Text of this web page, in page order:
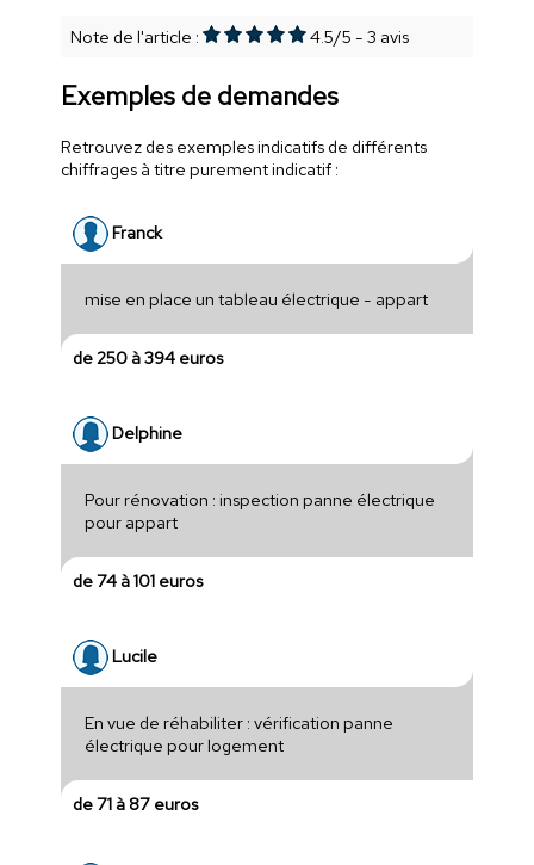
Note de l'article : 4.5/5 - 3 avis
Exemples de demandes
Retrouvez des exemples indicatifs de différents
chiffrages à titre purement indicatif :
Franck
mise en place un tableau électrique - appart
de 250 à 394 euros
Delphine
Pour rénovation : inspection panne électrique
pour appart
de 74 à 101 euros
Lucile
En vue de réhabiliter : vérification panne
électrique pour logement
de 71 à 87 euros